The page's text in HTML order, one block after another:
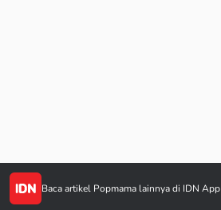
Baca artikel Popmama lainnya di IDN App